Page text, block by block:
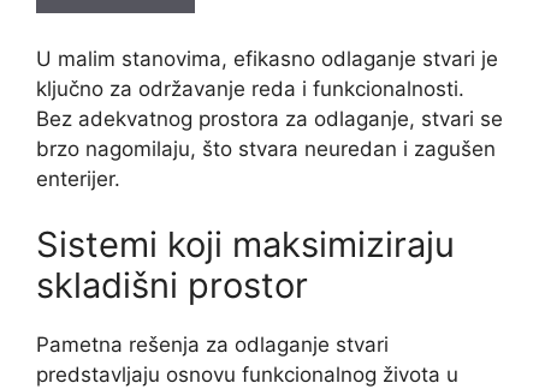
U malim stanovima, efikasno odlaganje stvari je
ključno za održavanje reda i funkcionalnosti.
Bez adekvatnog prostora za odlaganje, stvari se
brzo nagomilaju, što stvara neuredan i zagušen
enterijer.
Sistemi koji maksimiziraju
skladišni prostor
Pametna rešenja za odlaganje stvari
predstavljaju osnovu funkcionalnog života u